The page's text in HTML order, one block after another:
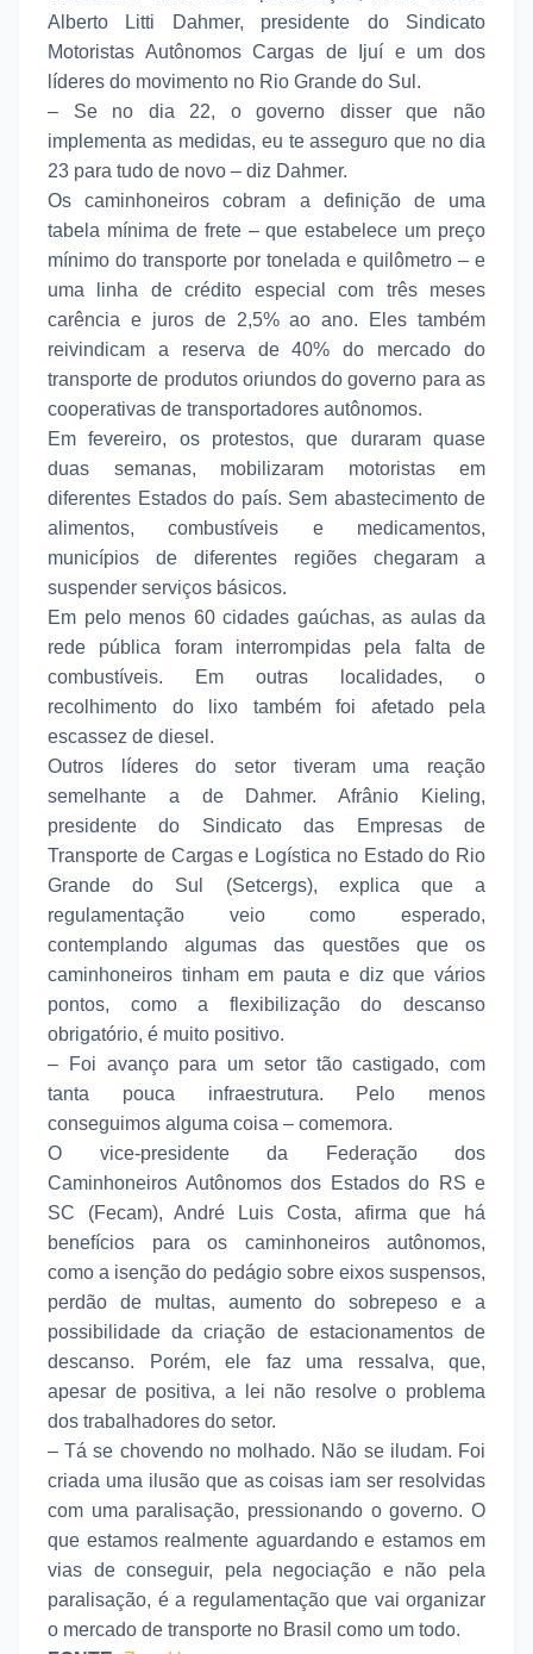
Alberto Litti Dahmer, presidente do Sindicato
Motoristas Autônomos Cargas de Ijuí e um dos
líderes do movimento no Rio Grande do Sul.
– Se no dia 22, o governo disser que não
implementa as medidas, eu te asseguro que no dia
23 para tudo de novo – diz Dahmer.
Os caminhoneiros cobram a definição de uma
tabela mínima de frete – que estabelece um preço
mínimo do transporte por tonelada e quilômetro – e
uma linha de crédito especial com três meses
carência e juros de 2,5% ao ano. Eles também
reivindicam a reserva de 40% do mercado do
transporte de produtos oriundos do governo para as
cooperativas de transportadores autônomos.
Em fevereiro, os protestos, que duraram quase
duas semanas, mobilizaram motoristas em
diferentes Estados do país. Sem abastecimento de
alimentos, combustíveis e medicamentos,
municípios de diferentes regiões chegaram a
suspender serviços básicos.
Em pelo menos 60 cidades gaúchas, as aulas da
rede pública foram interrompidas pela falta de
combustíveis. Em outras localidades, o
recolhimento do lixo também foi afetado pela
escassez de diesel.
Outros líderes do setor tiveram uma reação
semelhante a de Dahmer. Afrânio Kieling,
presidente do Sindicato das Empresas de
Transporte de Cargas e Logística no Estado do Rio
Grande do Sul (Setcergs), explica que a
regulamentação veio como esperado,
contemplando algumas das questões que os
caminhoneiros tinham em pauta e diz que vários
pontos, como a flexibilização do descanso
obrigatório, é muito positivo.
– Foi avanço para um setor tão castigado, com
tanta pouca infraestrutura. Pelo menos
conseguimos alguma coisa – comemora.
O vice-presidente da Federação dos
Caminhoneiros Autônomos dos Estados do RS e
SC (Fecam), André Luis Costa, afirma que há
benefícios para os caminhoneiros autônomos,
como a isenção do pedágio sobre eixos suspensos,
perdão de multas, aumento do sobrepeso e a
possibilidade da criação de estacionamentos de
descanso. Porém, ele faz uma ressalva, que,
apesar de positiva, a lei não resolve o problema
dos trabalhadores do setor.
– Tá se chovendo no molhado. Não se iludam. Foi
criada uma ilusão que as coisas iam ser resolvidas
com uma paralisação, pressionando o governo. O
que estamos realmente aguardando e estamos em
vias de conseguir, pela negociação e não pela
paralisação, é a regulamentação que vai organizar
o mercado de transporte no Brasil como um todo.